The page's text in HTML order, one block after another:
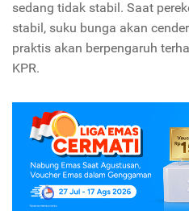
sedang tidak stabil. Saat
stabil, suku bunga akan
praktis akan berpengaruh
KPR.